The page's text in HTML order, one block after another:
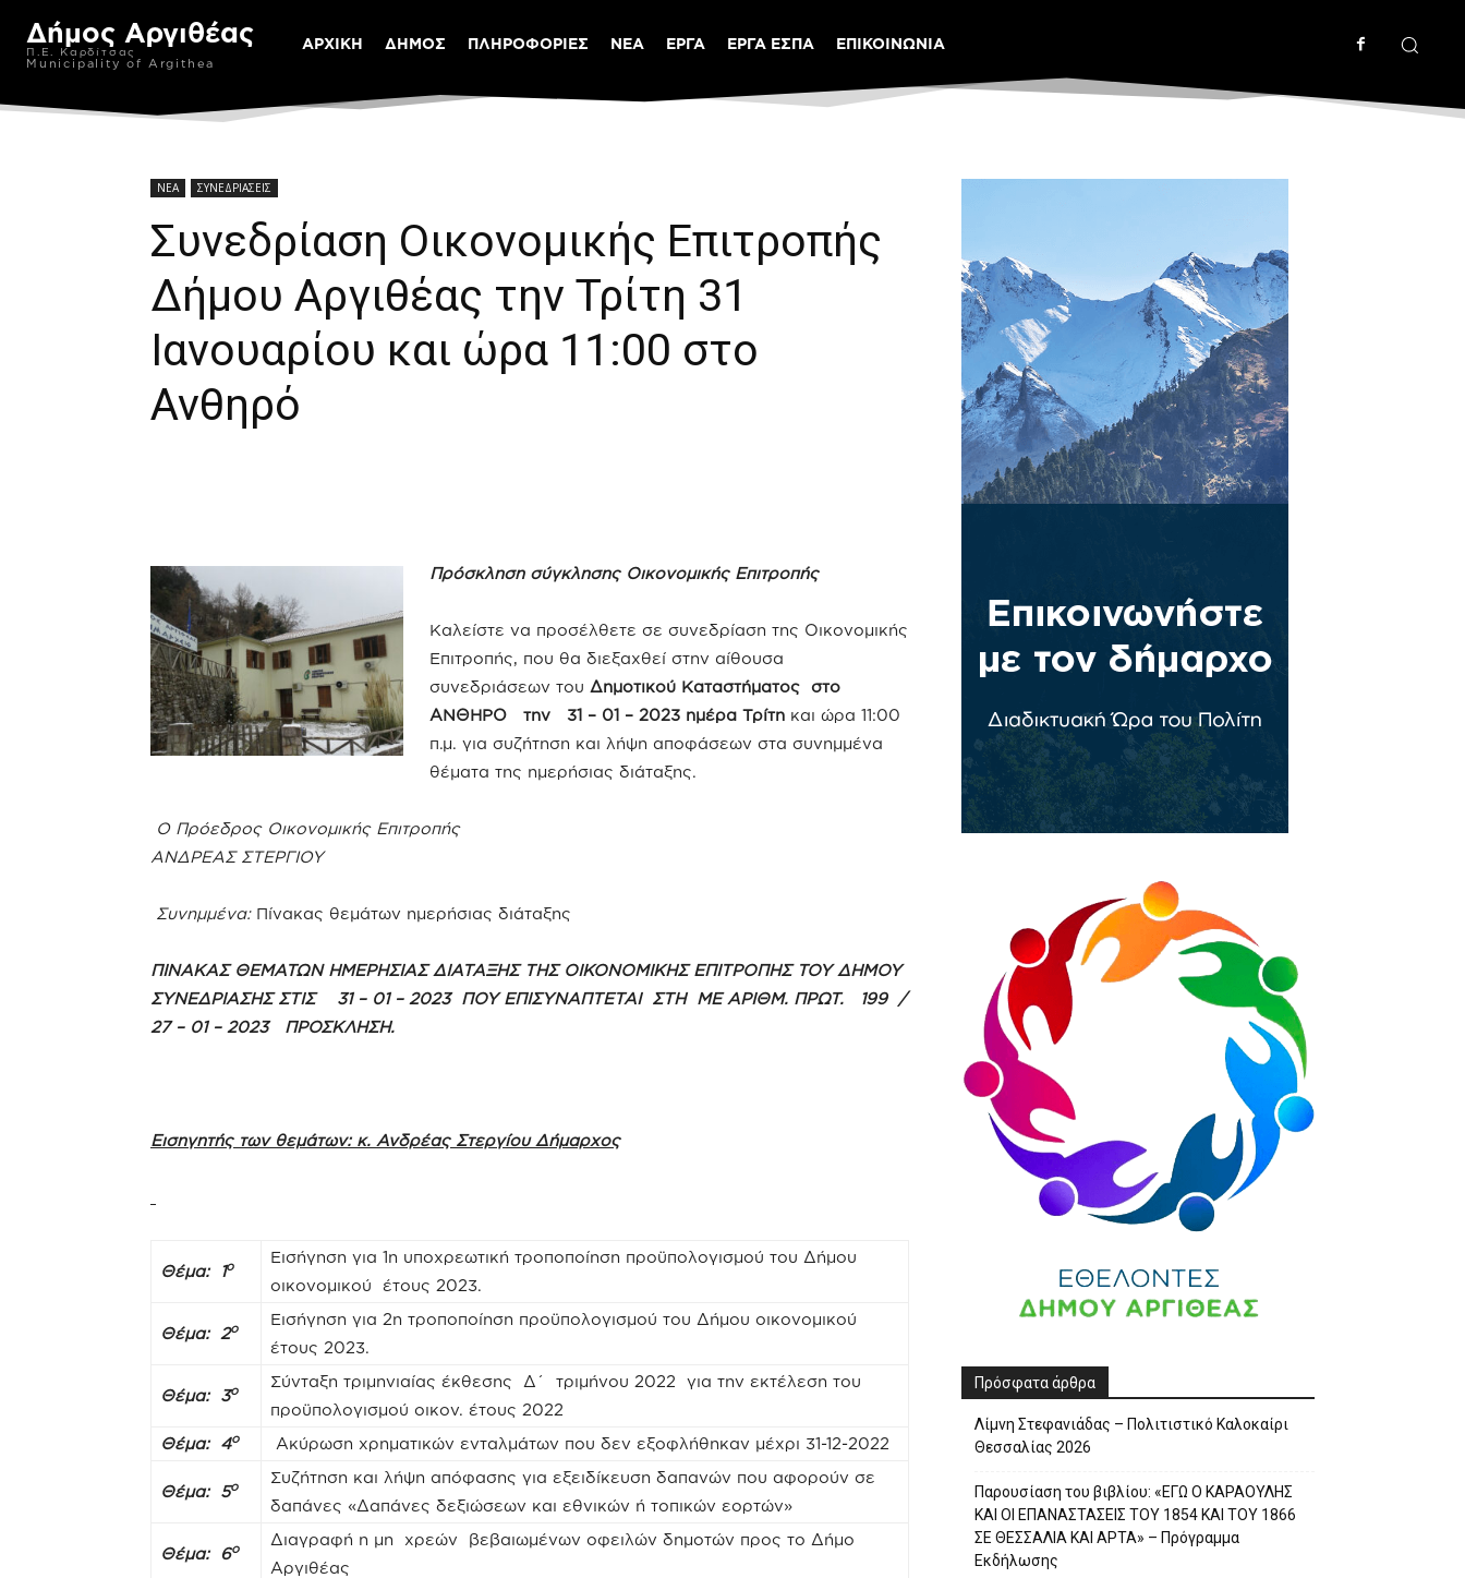
Δήμος Αργιθέας
Π.Ε. Καρδίτσας
Municipality of Argithea
ΑΡΧΙΚΗ ΔΗΜΟΣ ΠΛΗΡΟΦΟΡΙΕΣ ΝΕΑ ΕΡΓΑ ΕΡΓΑ ΕΣΠΑ ΕΠΙΚΟΙΝΩΝΙΑ
ΝΕΑ ΣΥΝΕΔΡΙΑΣΕΙΣ
Συνεδρίαση Οικονομικής Επιτροπής
Δήμου Αργιθέας την Τρίτη 31
Ιανουαρίου και ώρα 11:00 στο
Ανθηρό
Πρόσκληση σύγκλησης Οικονομικής Επιτροπής
Καλείστε να προσέλθετε σε συνεδρίαση της Οικονομικής
Επιτροπής, που θα διεξαχθεί στην αίθουσα
συνεδριάσεων του Δημοτικού Καταστήματος στο
ΑΝΘΗΡΟ την 31 – 01 – 2023 ημέρα Τρίτη και ώρα 11:00
π.μ. για συζήτηση και λήψη αποφάσεων στα συνημμένα
θέματα της ημερήσιας διάταξης.
Ο Πρόεδρος Οικονομικής Επιτροπής
ΑΝΔΡΕΑΣ ΣΤΕΡΓΙΟΥ
Συνημμένα: Πίνακας θεμάτων ημερήσιας διάταξης
ΠΙΝΑΚΑΣ ΘΕΜΑΤΩΝ ΗΜΕΡΗΣΙΑΣ ΔΙΑΤΑΞΗΣ ΤΗΣ ΟΙΚΟΝΟΜΙΚΗΣ ΕΠΙΤΡΟΠΗΣ ΤΟΥ ΔΗΜΟΥ
ΣΥΝΕΔΡΙΑΣΗΣ ΣΤΙΣ 31 – 01 – 2023 ΠΟΥ ΕΠΙΣΥΝΑΠΤΕΤΑΙ ΣΤΗ ΜΕ ΑΡΙΘΜ. ΠΡΩΤ. 199 /
27 – 01 – 2023 ΠΡΟΣΚΛΗΣΗ.
Εισηγητής των θεμάτων: κ. Ανδρέας Στεργίου Δήμαρχος
Θέμα: 1ο
Εισήγηση για 1η υποχρεωτική τροποποίηση προϋπολογισμού του Δήμου
οικονομικού έτους 2023.
Θέμα: 2ο
Εισήγηση για 2η τροποποίηση προϋπολογισμού του Δήμου οικονομικού
έτους 2023.
Θέμα: 3ο
Σύνταξη τριμηνιαίας έκθεσης Δ΄ τριμήνου 2022 για την εκτέλεση του
προϋπολογισμού οικον. έτους 2022
Θέμα: 4ο Ακύρωση χρηματικών ενταλμάτων που δεν εξοφλήθηκαν μέχρι 31-12-2022
Θέμα: 5ο
Συζήτηση και λήψη απόφασης για εξειδίκευση δαπανών που αφορούν σε
δαπάνες «Δαπάνες δεξιώσεων και εθνικών ή τοπικών εορτών»
Θέμα: 6ο
Διαγραφή η μη χρεών βεβαιωμένων οφειλών δημοτών προς το Δήμο
Αργιθέας
Πρόσφατα άρθρα
Λίμνη Στεφανιάδας – Πολιτιστικό Καλοκαίρι
Θεσσαλίας 2026
Παρουσίαση του βιβλίου: «ΕΓΩ Ο ΚΑΡΑΟΥΛΗΣ
ΚΑΙ ΟΙ ΕΠΑΝΑΣΤΑΣΕΙΣ ΤΟΥ 1854 ΚΑΙ ΤΟΥ 1866
ΣΕ ΘΕΣΣΑΛΙΑ ΚΑΙ ΑΡΤΑ» – Πρόγραμμα
Εκδήλωσης